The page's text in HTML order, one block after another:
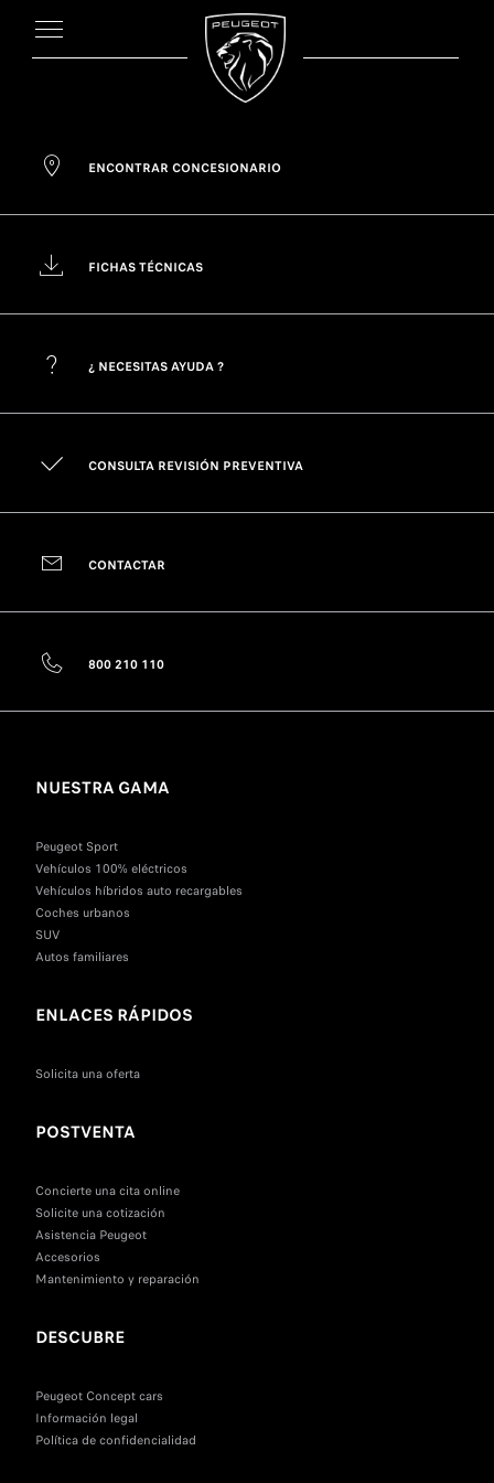
ENCONTRAR CONCESIONARIO
FICHAS TÉCNICAS
¿ NECESITAS AYUDA ?
CONSULTA REVISIÓN PREVENTIVA
CONTACTAR
800 210 110
NUESTRA GAMA
Peugeot Sport
Vehículos 100% eléctricos
Vehículos híbridos auto recargables
Coches urbanos
SUV
Autos familiares
ENLACES RÁPIDOS
Solicita una oferta
POSTVENTA
Concierte una cita online
Solicite una cotización
Asistencia Peugeot
Accesorios
Mantenimiento y reparación
DESCUBRE
Peugeot Concept cars
Información legal
Política de confidencialidad